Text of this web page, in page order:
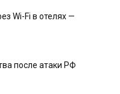
Wi-Fi в отелях —
после атаки РФ